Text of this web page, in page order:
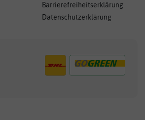
Barrierefreiheitserklärung
Datenschutzerklärung